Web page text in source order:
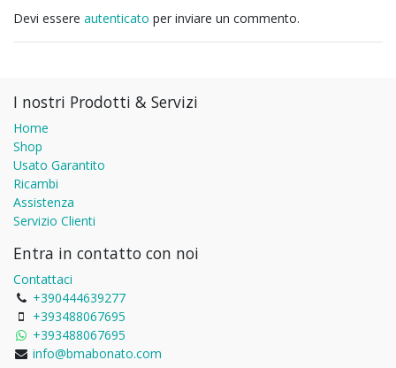
Devi essere autenticato per inviare un commento.
I nostri Prodotti & Servizi
Home
Shop
Usato Garantito
Ricambi
Assistenza
Servizio Clienti
Entra in contatto con noi
Contattaci
+390444639277
+393488067695
+393488067695
info@bmabonato.com